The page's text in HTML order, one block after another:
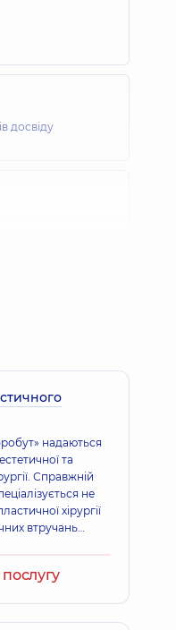
досвіду
медицини
надаються
та
Справжній
не
хірургії
втручань
підвищити